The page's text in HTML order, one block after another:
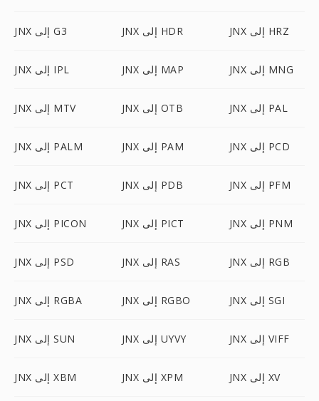
JNX إلى G3 JNX إلى HDR JNX إلى HRZ
JNX إلى IPL JNX إلى MAP JNX إلى MNG
JNX إلى MTV JNX إلى OTB JNX إلى PAL
JNX إلى PALM JNX إلى PAM JNX إلى PCD
JNX إلى PCT JNX إلى PDB JNX إلى PFM
JNX إلى PICON JNX إلى PICT JNX إلى PNM
JNX إلى PSD JNX إلى RAS JNX إلى RGB
JNX إلى RGBA JNX إلى RGBO JNX إلى SGI
JNX إلى SUN JNX إلى UYVY JNX إلى VIFF
JNX إلى XBM JNX إلى XPM JNX إلى XV